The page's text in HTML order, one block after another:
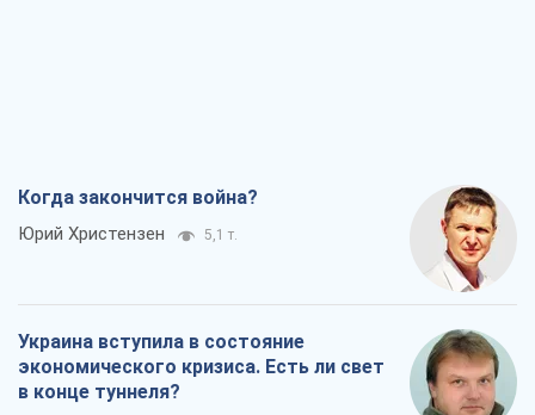
Когда закончится война?
Юрий Христензен 5,1 т.
Украина вступила в состояние
экономического кризиса. Есть ли свет
в конце туннеля?